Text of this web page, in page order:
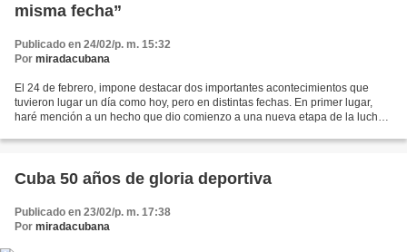
misma fecha”
Publicado en 24/02/p. m. 15:32
Por miradacubana
El 24 de febrero, impone destacar dos importantes acontecimientos que
tuvieron lugar un día como hoy, pero en distintas fechas. En primer lugar,
haré mención a un hecho que dio comienzo a una nueva etapa de la lucha
Cuba 50 años de gloria deportiva
Publicado en 23/02/p. m. 17:38
Por miradacubana